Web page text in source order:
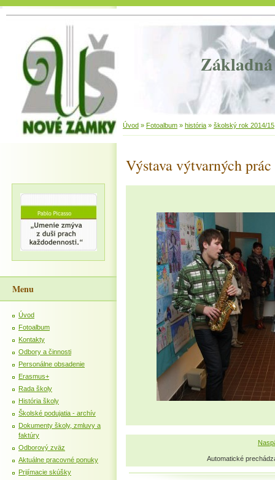
Základná
Úvod » Fotoalbum » história » školský rok 2014/15
Výstava výtvarných
Automatické
Menu
Úvod
Fotoalbum
Kontakty
Odbory a činnosti
Personálne obsadenie
Erasmus+
Rada školy
História školy
Školské podujatia - archív
Dokumenty školy, zmluvy a
faktúry
Odborový zväz
Aktuálne pracovné ponuky
Prijímacie skúšky